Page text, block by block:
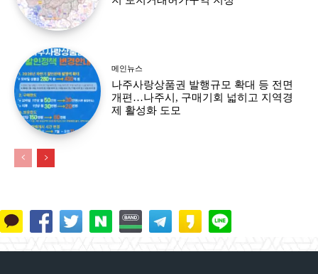
메인뉴스
나주사랑상품권 발행규모 확대 등 전면
개편…나주시, 구매기회 넓히고 지역경
제 활성화 도모